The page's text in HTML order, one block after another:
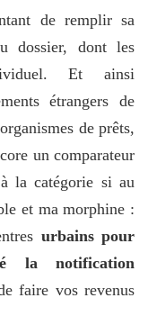
de remplir sa
dossier, dont les
Et ainsi
étrangers de
de prêts,
un comparateur
la catégorie si au
et ma morphine :
urbains pour
la notification
faire vos revenus